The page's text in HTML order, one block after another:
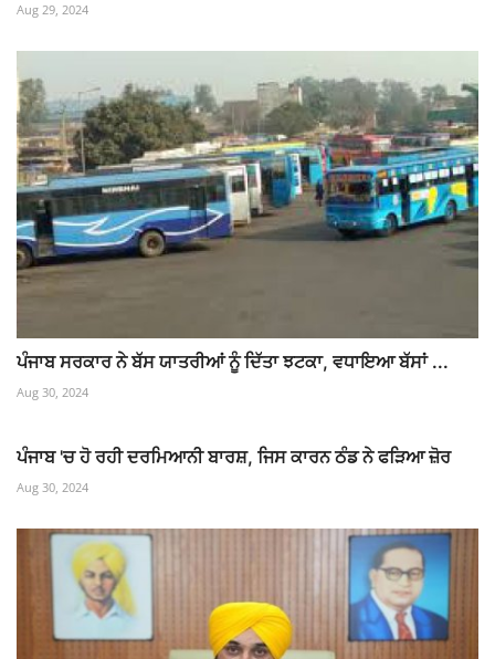
Aug 29, 2024
ਪੰਜਾਬ ਸਰਕਾਰ ਨੇ ਬੱਸ ਯਾਤਰੀਆਂ ਨੂੰ ਦਿੱਤਾ ਝਟਕਾ, ਵਧਾਇਆ ਬੱਸਾਂ ...
Aug 30, 2024
ਪੰਜਾਬ 'ਚ ਹੋ ਰਹੀ ਦਰਮਿਆਨੀ ਬਾਰਸ਼, ਜਿਸ ਕਾਰਨ ਠੰਡ ਨੇ ਫੜਿਆ ਜ਼ੋਰ
Aug 30, 2024